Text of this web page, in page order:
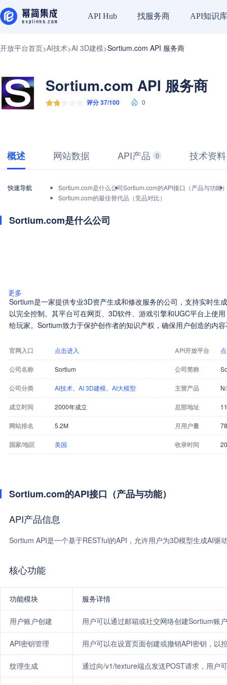
API Hub 找服务商 API知识库
开放平台首页>AI技术>AI 3D建模>Sortium.com API 服务商
Sortium.com API 服务商
评分 37/100 0
概述 网站数据 API产品 0 技术资料
快速导航 Sortium.com是什么公司Sortium.com的API接口（产品与功能
Sortium.com的最佳替代品（竞品对比）
Sortium.com是什么公司
更多
Sortium是一家提供专业3D资产生成和修改服务的公司，支持实时生
以完全控制。其平台可在网页、3D软件、游戏引擎和UGC平台上使
给玩家。Sortium致力于保护创作者的知识产权，确保用户创造的内
官网入口 点击进入 API开放平台
公司名称 Sortium 公司简称
公司分类 AI技术 AI 3D建模 AI大模型 主营产品
成立时间 2000年成立 总部地址
网站排名 5.2M 月用户量 78
国家/地区 美国 收录时间
Sortium.com的API接口（产品与功能）
API产品信息
Sortium API是一个基于RESTful的API，允许用户为3D模型生成AI驱
核心功能
功能模块 服务详情
用户账户创建 用户可以通过邮箱或社交网络创建Sortium账
API密钥管理 用户可以在设置页面创建或撤销API密钥，以
纹理生成 通过向/v1/texture端点发送POST请求，用户